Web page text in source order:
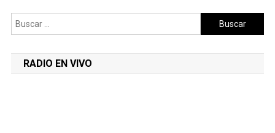
Buscar:
RADIO EN VIVO